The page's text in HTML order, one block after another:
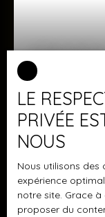
219
Maison
5pièces
terrasse sur
développe sur
manière
LE
PRIVÉE
NOUS
Nous utilisons
expérience
notre site. Grace
proposer du